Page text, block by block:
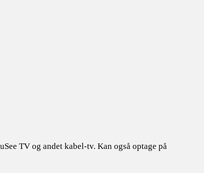
TV og andet kabel-tv. Kan også optage på